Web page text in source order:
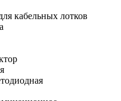
кабельных лотков